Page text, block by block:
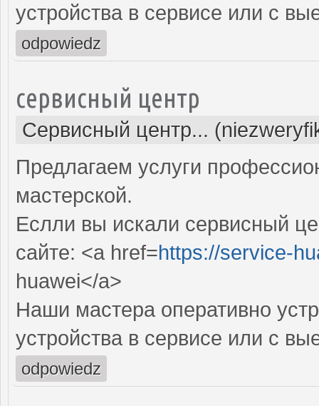
устройства в сервисе или с
odpowiedz
сервисный центр
Сервисный центр...
Предлагаем услуги
мастерской.
Еслли вы искали сервисный
сайте: <a href=https://service-
huawei</a>
Наши мастера оперативно
устройства в сервисе или с
odpowiedz